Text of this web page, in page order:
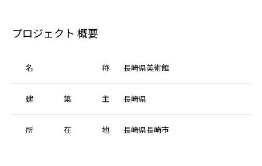
プロジェクト 概要
名 称 長崎県美術館
建 築 主 長崎県
所 在 地 長崎県長崎市